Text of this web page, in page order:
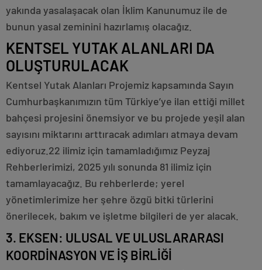
yakında yasalaşacak olan İklim Kanunumuz ile de
bunun yasal zeminini hazırlamış olacağız.
KENTSEL YUTAK ALANLARI DA
OLUŞTURULACAK
Kentsel Yutak Alanları Projemiz kapsamında Sayın
Cumhurbaşkanımızın tüm Türkiye’ye ilan ettiği millet
bahçesi projesini önemsiyor ve bu projede yeşil alan
sayısını miktarını arttıracak adımları atmaya devam
ediyoruz.22 ilimiz için tamamladığımız Peyzaj
Rehberlerimizi, 2025 yılı sonunda 81 ilimiz için
tamamlayacağız. Bu rehberlerde; yerel
yönetimlerimize her şehre özgü bitki türlerini
önerilecek, bakım ve işletme bilgileri de yer alacak.
3. EKSEN: ULUSAL VE ULUSLARARASI
KOORDİNASYON VE İŞ BİRLİĞİ